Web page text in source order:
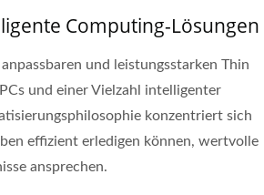
Computing-Lösungen
und leistungsstarken Thin
und einer Vielzahl intelligenter
konzentriert sich
effizient erledigen können, wertvolle
ansprechen.